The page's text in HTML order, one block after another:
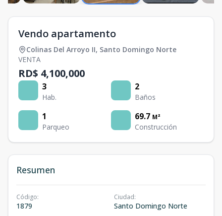
Vendo apartamento
Colinas Del Arroyo II, Santo Domingo Norte
VENTA
RD$ 4,100,000
3
Hab.
2
Baños
1
Parqueo
69.7 M²
Construcción
Resumen
Código:
1879
Ciudad:
Santo Domingo Norte